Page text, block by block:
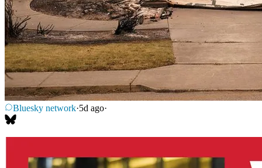
Bluesky network·5d ago·